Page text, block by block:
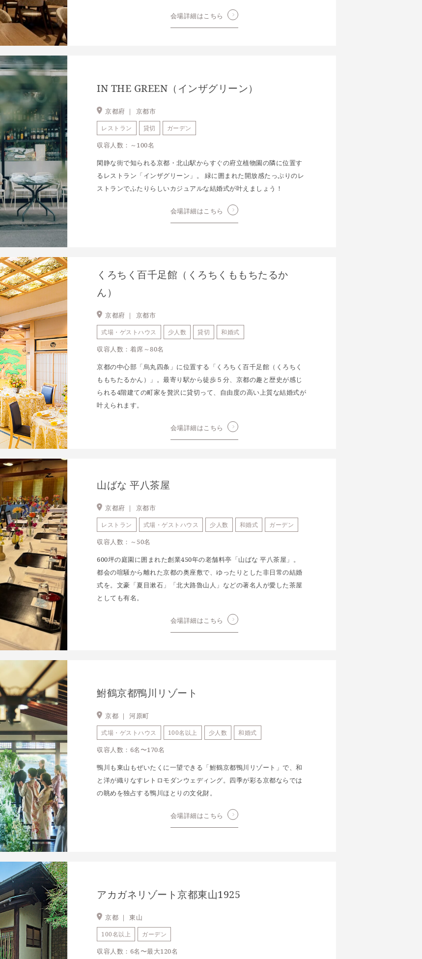
会場詳細はこちら
IN THE GREEN（インザグリーン）
京都府 ｜ 京都市
レストラン 貸切 ガーデン
収容人数：～100名
閑静な街で知られる京都・北山駅からすぐの府立植物園の隣に位置す
るレストラン「インザグリーン」。 緑に囲まれた開放感たっぷりのレ
ストランでふたりらしいカジュアルな結婚式が叶えましょう！
会場詳細はこちら
くろちく百千足館（くろちくももちたるか
ん）
京都府 ｜ 京都市
式場・ゲストハウス 少人数 貸切 和婚式
収容人数：着席～80名
京都の中心部「烏丸四条」に位置する「くろちく百千足館（くろちく
ももちたるかん）」。最寄り駅から徒歩５分、京都の趣と歴史が感じ
られる4階建ての町家を贅沢に貸切って、自由度の高い上質な結婚式が
叶えられます。
会場詳細はこちら
山ばな 平八茶屋
京都府 ｜ 京都市
レストラン 式場・ゲストハウス 少人数 和婚式 ガーデン
収容人数：～50名
600坪の庭園に囲まれた創業450年の老舗料亭「山ばな 平八茶屋」。
都会の喧騒から離れた京都の奥座敷で、ゆったりとした非日常の結婚
式を。文豪「夏目漱石」「北大路魯山人」などの著名人が愛した茶屋
としても有名。
会場詳細はこちら
鮒鶴京都鴨川リゾート
京都 ｜ 河原町
式場・ゲストハウス 100名以上 少人数 和婚式
収容人数：6名〜170名
鴨川も東山もぜいたくに一望できる「鮒鶴京都鴨川リゾート」で、和
と洋が織りなすレトロモダンウェディング。四季が彩る京都ならでは
の眺めを独占する鴨川ほとりの文化財。
会場詳細はこちら
アカガネリゾート京都東山1925
京都 ｜ 東山
100名以上 ガーデン
収容人数：6名〜最大120名